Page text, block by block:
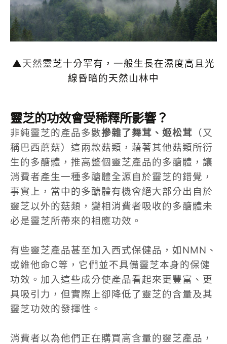
▲天然靈芝十分罕有，一般生長在濕度高且光
線昏暗的天然山林中
靈芝的功效會受稀釋所影響？
非純靈芝的產品多數摻雜了舞茸、姬松茸 （又
稱巴西蘑菇）這兩款菇類，藉著其他菇類所衍
生的多醣體，推高整個靈芝產品的多醣體，讓
消費者產生一種多醣體全源自於靈芝的錯覺，
事實上，當中的多醣體有機會絕大部分出自於
靈芝以外的菇類，變相消費者吸收的多醣體未
必是靈芝所帶來的相應功效。
有些靈芝產品甚至加入西式保健品，如NMN、
或維他命C等，它們並不具備靈芝本身的保健
功效。加入這些成分使產品看起來更豐富、更
具吸引力，但實際上卻降低了靈芝的含量及其
靈芝功效的發揮性。
消費者以為他們正在購買高含量的靈芝產品，